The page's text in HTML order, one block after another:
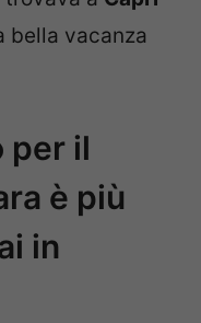
bella vacanza
per il
è più
in